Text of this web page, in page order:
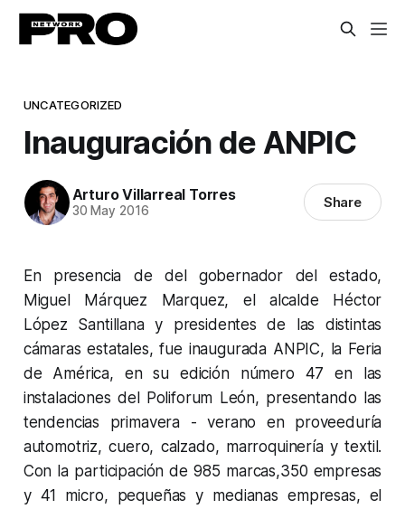
UNCATEGORIZED
Inauguración de ANPIC
Arturo Villarreal Torres
30 May 2016 Share
En presencia de del gobernador del estado,
Miguel Márquez Marquez, el alcalde Héctor
López Santillana y presidentes de las distintas
cámaras estatales, fue inaugurada ANPIC, la Feria
de América, en su edición número 47 en las
instalaciones del Poliforum León, presentando las
tendencias primavera - verano en proveeduría
automotriz, cuero, calzado, marroquinería y textil.
Con la participación de 985 marcas,350 empresas
y 41 micro, pequeñas y medianas empresas, el